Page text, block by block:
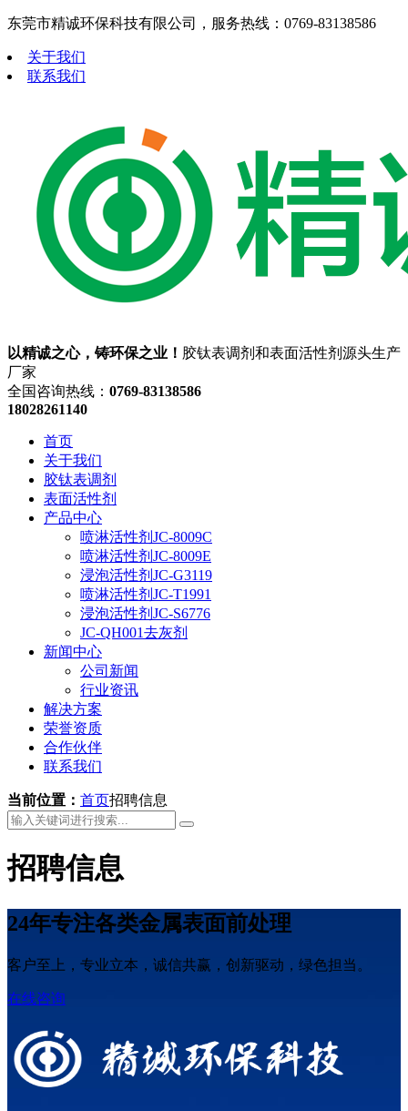
东莞市精诚环保科技有限公司，服务热线：0769-83138586
关于我们
联系我们
以精诚之心，铸环保之业！ 胶钛表调剂和表面活性剂源头生产
厂家
全国咨询热线： 0769-83138586
18028261140
首页
关于我们
胶钛表调剂
表面活性剂
产品中心
喷淋活性剂JC-8009C
喷淋活性剂JC-8009E
浸泡活性剂JC-G3119
喷淋活性剂JC-T1991
浸泡活性剂JC-S6776
JC-QH001去灰剂
新闻中心
公司新闻
行业资讯
解决方案
荣誉资质
合作伙伴
联系我们
当前位置： 首页招聘信息
招聘信息
24​​年专注各类金属表面前处理
客户至上，专业立本，诚信共赢，创新驱动，绿色担当。
在线咨询